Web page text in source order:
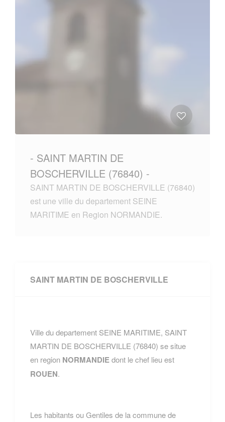
- SAINT MARTIN DE
BOSCHERVILLE (76840) -
SAINT MARTIN DE BOSCHERVILLE (76840)
est une ville du departement SEINE
MARITIME en Region NORMANDIE.
SAINT MARTIN DE BOSCHERVILLE
Ville du departement SEINE MARITIME, SAINT
MARTIN DE BOSCHERVILLE (76840) se situe
en region NORMANDIEdont le chef lieu est
ROUEN.
Les habitants ou Gentiles de la commune de